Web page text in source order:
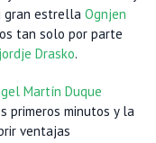
gran estrella Ognjen
tan solo por parte
Drasko.
Martín Duque
primeros minutos y la
ventajas